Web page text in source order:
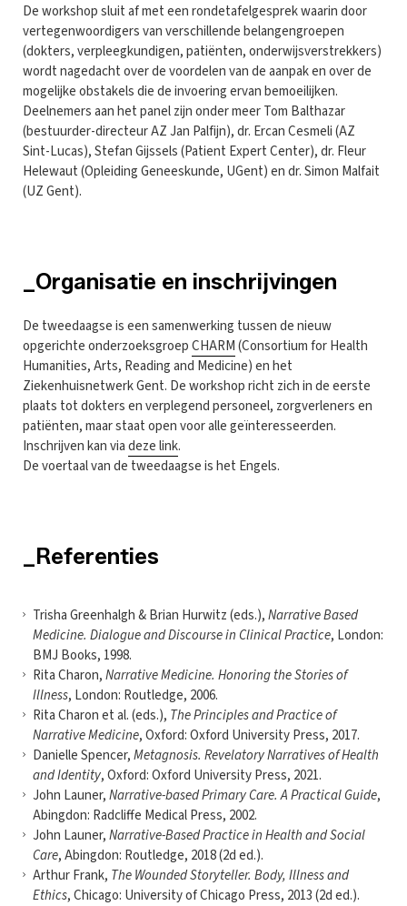
De workshop sluit af met een rondetafelgesprek waarin door
vertegenwoordigers van verschillende belangengroepen
(dokters, verpleegkundigen, patiënten, onderwijsverstrekkers)
wordt nagedacht over de voordelen van de aanpak en over de
mogelijke obstakels die de invoering ervan bemoeilijken.
Deelnemers aan het panel zijn onder meer Tom Balthazar
(bestuurder-directeur AZ Jan Palfijn), dr. Ercan Cesmeli (AZ
Sint-Lucas), Stefan Gijssels (Patient Expert Center), dr. Fleur
Helewaut (Opleiding Geneeskunde, UGent) en dr. Simon Malfait
(UZ Gent).
_Organisatie en inschrijvingen
De tweedaagse is een samenwerking tussen de nieuw
opgerichte onderzoeksgroepCHARM(Consortium for Health
Humanities, Arts, Reading and Medicine) en het
Ziekenhuisnetwerk Gent. De workshop richt zich in de eerste
plaats tot dokters en verplegend personeel, zorgverleners en
patiënten, maar staat open voor alle geïnteresseerden.
Inschrijven kan viadeze link.
De voertaal van de tweedaagse is het Engels.
_Referenties
Trisha Greenhalgh & Brian Hurwitz (eds.),Narrative Based
Medicine. Dialogue and Discourse in Clinical Practice, London:
BMJ Books, 1998.
Rita Charon,Narrative Medicine. Honoring the Stories of
Illness, London: Routledge, 2006.
Rita Charon et al. (eds.), The Principles and Practice of
Narrative Medicine, Oxford: Oxford University Press, 2017.
Danielle Spencer,Metagnosis. Revelatory Narratives of Health
and Identity, Oxford: Oxford University Press, 2021.
John Launer,Narrative-based Primary Care. A Practical Guide,
Abingdon: Radcliffe Medical Press, 2002.
John Launer,Narrative-Based Practice in Health and Social
Care, Abingdon: Routledge, 2018 (2d ed.).
Arthur Frank, The Wounded Storyteller. Body, Illness and
Ethics, Chicago: University of Chicago Press, 2013 (2d ed.).